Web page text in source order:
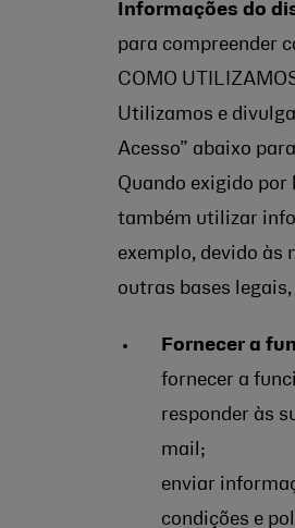
Informações do
para compreender
COMO
Utilizamos e
Acesso” abaixo
Quando exigido
também utilizar
exemplo, devido às
outras bases
Fornecer a
fornecer a
responder às
mail;
enviar
condições e